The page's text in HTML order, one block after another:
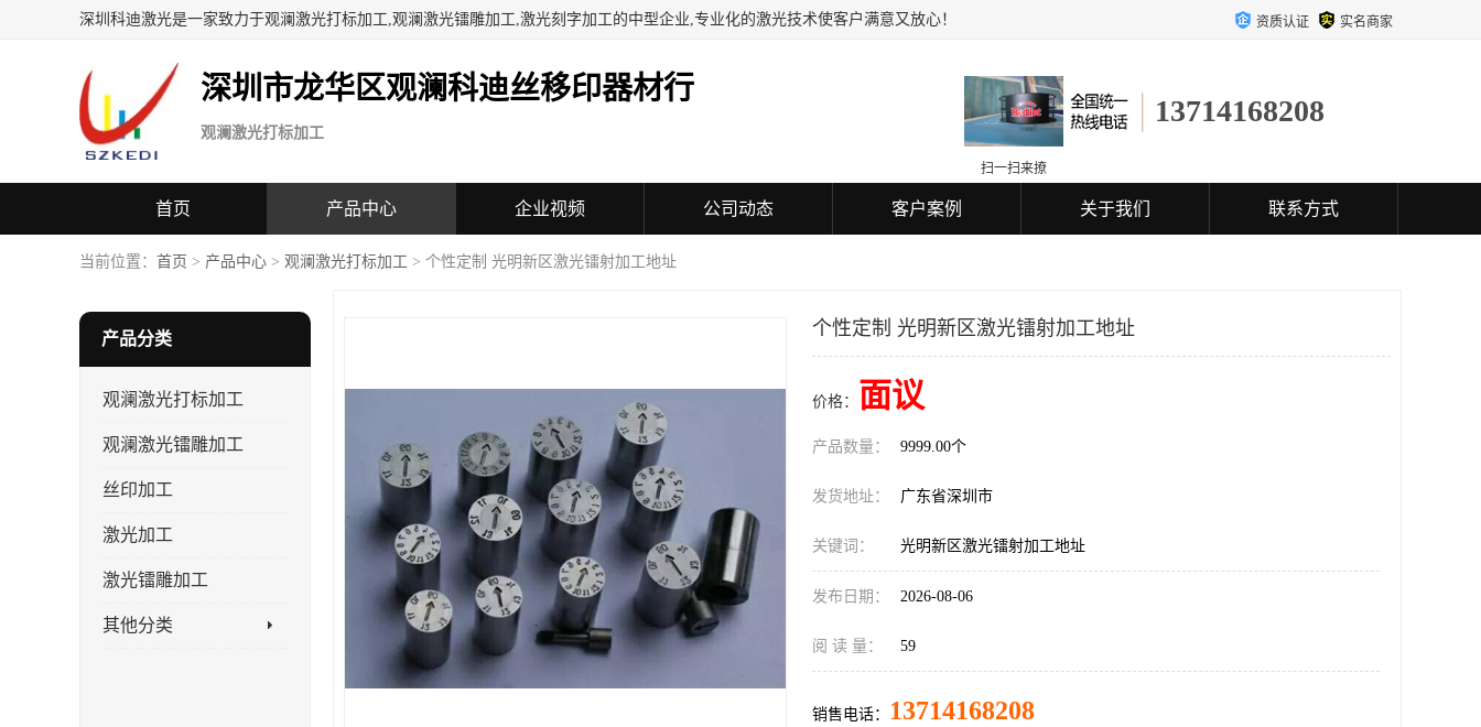
深圳科迪激光是一家致力于观澜激光打标加工,观澜激光镭雕加工,激光刻字加工的中型企业,专业化的激光技术使客户满意又放心！ 资质认证 实名商家
深圳市龙华区观澜科迪丝移印器材行
观澜激光打标加工
13714168208
扫一扫来撩
首页 产品中心 企业视频 公司动态 客户案例 关于我们 联系方式
当前位置： 首页 > 产品中心 > 观澜激光打标加工 > 个性定制 光明新区激光镭射加工地址
产品分类
观澜激光打标加工
观澜激光镭雕加工
丝印加工
激光加工
激光镭雕加工
其他分类
个性定制 光明新区激光镭射加工地址
价格： 面议
产品数量： 9999.00个
发货地址： 广东省深圳市
关键词： 光明新区激光镭射加工地址
发布日期： 2026-08-06
阅 读 量： 59
销售电话： 13714168208